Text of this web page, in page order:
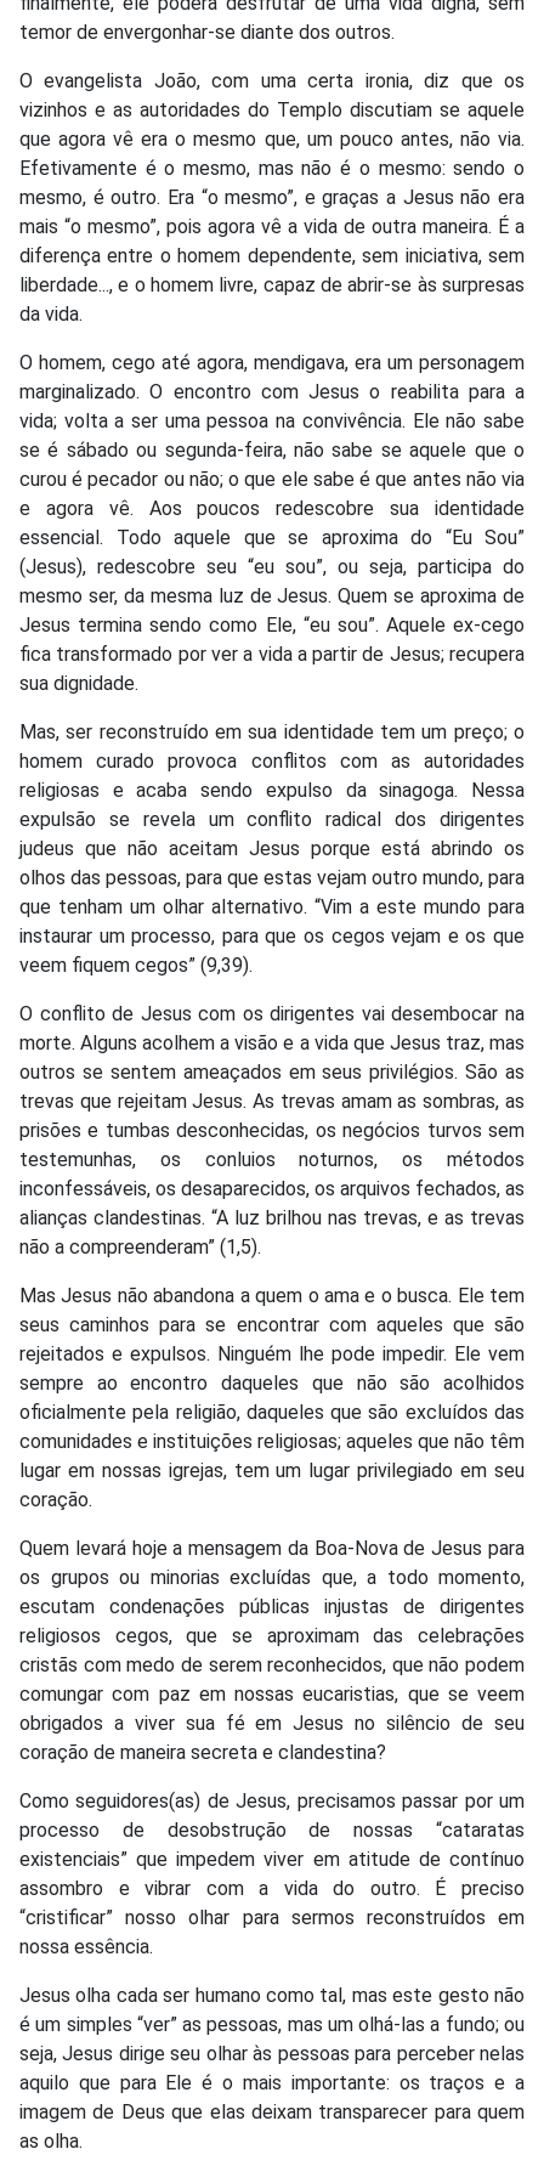
temor de envergonhar-se diante dos outros.
O evangelista João, com uma certa ironia, diz que os
vizinhos e as autoridades do Templo discutiam se aquele
que agora vê era o mesmo que, um pouco antes, não via.
Efetivamente é o mesmo, mas não é o mesmo: sendo o
mesmo, é outro. Era “o mesmo”, e graças a Jesus não era
mais “o mesmo”, pois agora vê a vida de outra maneira. É a
diferença entre o homem dependente, sem iniciativa, sem
liberdade..., e o homem livre, capaz de abrir-se às surpresas
da vida.
O homem, cego até agora, mendigava, era um personagem
marginalizado. O encontro com Jesus o reabilita para a
vida; volta a ser uma pessoa na convivência. Ele não sabe
se é sábado ou segunda-feira, não sabe se aquele que o
curou é pecador ou não; o que ele sabe é que antes não via
e agora vê. Aos poucos redescobre sua identidade
essencial. Todo aquele que se aproxima do “Eu Sou”
(Jesus), redescobre seu “eu sou”, ou seja, participa do
mesmo ser, da mesma luz de Jesus. Quem se aproxima de
Jesus termina sendo como Ele, “eu sou”. Aquele ex-cego
fica transformado por ver a vida a partir de Jesus; recupera
sua dignidade.
Mas, ser reconstruído em sua identidade tem um preço; o
homem curado provoca conflitos com as autoridades
religiosas e acaba sendo expulso da sinagoga. Nessa
expulsão se revela um conflito radical dos dirigentes
judeus que não aceitam Jesus porque está abrindo os
olhos das pessoas, para que estas vejam outro mundo, para
que tenham um olhar alternativo. “Vim a este mundo para
instaurar um processo, para que os cegos vejam e os que
veem fiquem cegos” (9,39).
O conflito de Jesus com os dirigentes vai desembocar na
morte. Alguns acolhem a visão e a vida que Jesus traz, mas
outros se sentem ameaçados em seus privilégios. São as
trevas que rejeitam Jesus. As trevas amam as sombras, as
prisões e tumbas desconhecidas, os negócios turvos sem
testemunhas, os conluios noturnos, os métodos
inconfessáveis, os desaparecidos, os arquivos fechados, as
alianças clandestinas. “A luz brilhou nas trevas, e as trevas
não a compreenderam” (1,5).
Mas Jesus não abandona a quem o ama e o busca. Ele tem
seus caminhos para se encontrar com aqueles que são
rejeitados e expulsos. Ninguém lhe pode impedir. Ele vem
sempre ao encontro daqueles que não são acolhidos
oficialmente pela religião, daqueles que são excluídos das
comunidades e instituições religiosas; aqueles que não têm
lugar em nossas igrejas, tem um lugar privilegiado em seu
coração.
Quem levará hoje a mensagem da Boa-Nova de Jesus para
os grupos ou minorias excluídas que, a todo momento,
escutam condenações públicas injustas de dirigentes
religiosos cegos, que se aproximam das celebrações
cristãs com medo de serem reconhecidos, que não podem
comungar com paz em nossas eucaristias, que se veem
obrigados a viver sua fé em Jesus no silêncio de seu
coração de maneira secreta e clandestina?
Como seguidores(as) de Jesus, precisamos passar por um
processo de desobstrução de nossas “cataratas
existenciais” que impedem viver em atitude de contínuo
assombro e vibrar com a vida do outro. É preciso
“cristificar” nosso olhar para sermos reconstruídos em
nossa essência.
Jesus olha cada ser humano como tal, mas este gesto não
é um simples “ver” as pessoas, mas um olhá-las a fundo; ou
seja, Jesus dirige seu olhar às pessoas para perceber nelas
aquilo que para Ele é o mais importante: os traços e a
imagem de Deus que elas deixam transparecer para quem
as olha.